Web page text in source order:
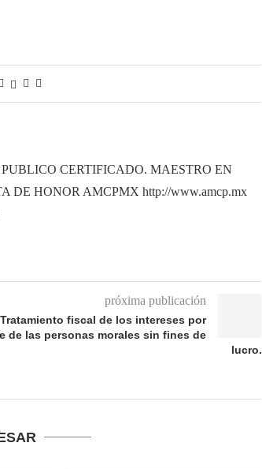
CERTIFICADO. MAESTRO EN
DE HONOR AMCPMX http://www.amcp.mx
próxima publicación
Tratamiento fiscal de los intereses por
de las personas morales sin fines de
lucro.